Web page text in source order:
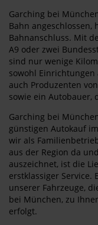
Garching bei
Bahn
Bahnanschluss. Mit
A9 oder zwei
sind nur wenige
sowohl Einrichtungen
auch Produzenten
sowie ein Autobauer,
Garching bei
günstigen Autokauf
wir als
aus der Region da
auszeichnet, ist die
erstklassiger
unserer Fahrzeuge,
bei München, zu
erfolgt.